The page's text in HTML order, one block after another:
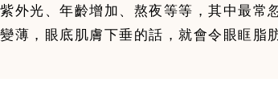
外光、年齡增加、熬夜等等，其中最
，眼底肌膚下垂的話，就會令眼眶脂